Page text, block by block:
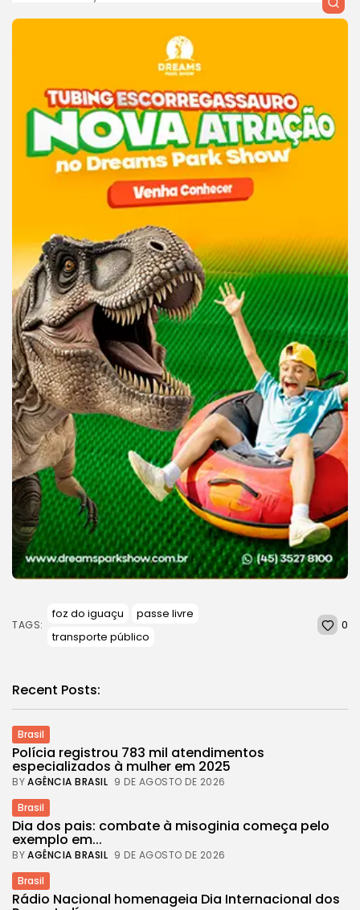
TAGS:
foz do iguaçu
passe livre
transporte público
0
Recent Posts:
Brasil
Polícia registrou 783 mil atendimentos
especializados à mulher em 2025
BYAGÊNCIA BRASIL 9 DE AGOSTO DE 2026
Brasil
Dia dos pais: combate à misoginia começa pelo
exemplo em...
BYAGÊNCIA BRASIL 9 DE AGOSTO DE 2026
Brasil
Rádio Nacional homenageia Dia Internacional dos